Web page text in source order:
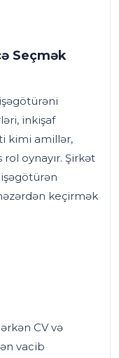
Seçmək
inkişaf
kimi amillər,
oynayır. Şirkət
keçirmək
CV və
vacib